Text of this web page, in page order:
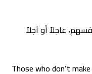
عاجلاً أو آجلاً
Those who don’t